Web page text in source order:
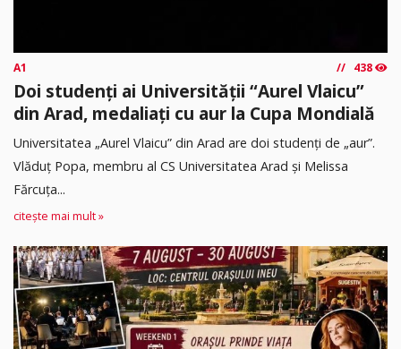
A1 438
Doi studenți ai Universității “Aurel Vlaicu”
din Arad, medaliați cu aur la Cupa Mondială
Universitatea „Aurel Vlaicu” din Arad are doi studenți de „aur”.
Vlăduț Popa, membru al CS Universitatea Arad și Melissa
Fărcuța...
citește mai mult »